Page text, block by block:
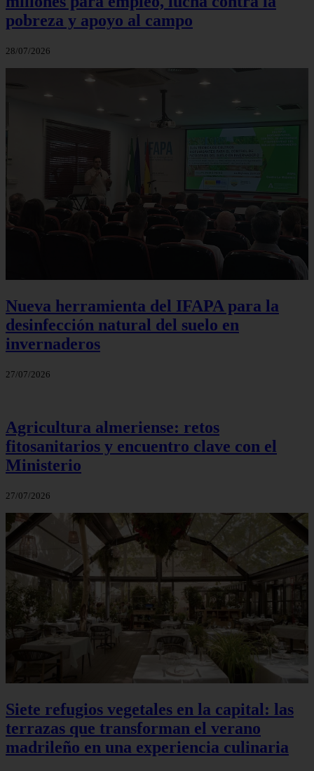
pobreza y apoyo al campo
28/07/2026
Nueva herramienta del IFAPA para la
desinfección natural del suelo en
invernaderos
27/07/2026
Agricultura almeriense: retos
fitosanitarios y encuentro clave con el
Ministerio
27/07/2026
Siete refugios vegetales en la capital: las
terrazas que transforman el verano
madrileño en una experiencia culinaria